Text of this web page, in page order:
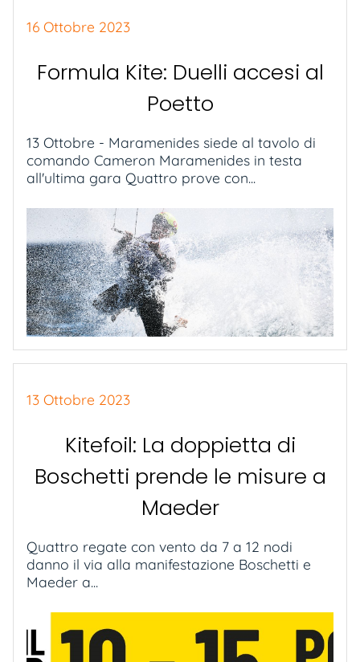
16 Ottobre 2023
Formula Kite: Duelli accesi al
Poetto
13 Ottobre - Maramenides siede al tavolo di
comando Cameron Maramenides in testa
all'ultima gara Quattro prove con...
13 Ottobre 2023
Kitefoil: La doppietta di
Boschetti prende le misure a
Maeder
Quattro regate con vento da 7 a 12 nodi
danno il via alla manifestazione Boschetti e
Maeder a...